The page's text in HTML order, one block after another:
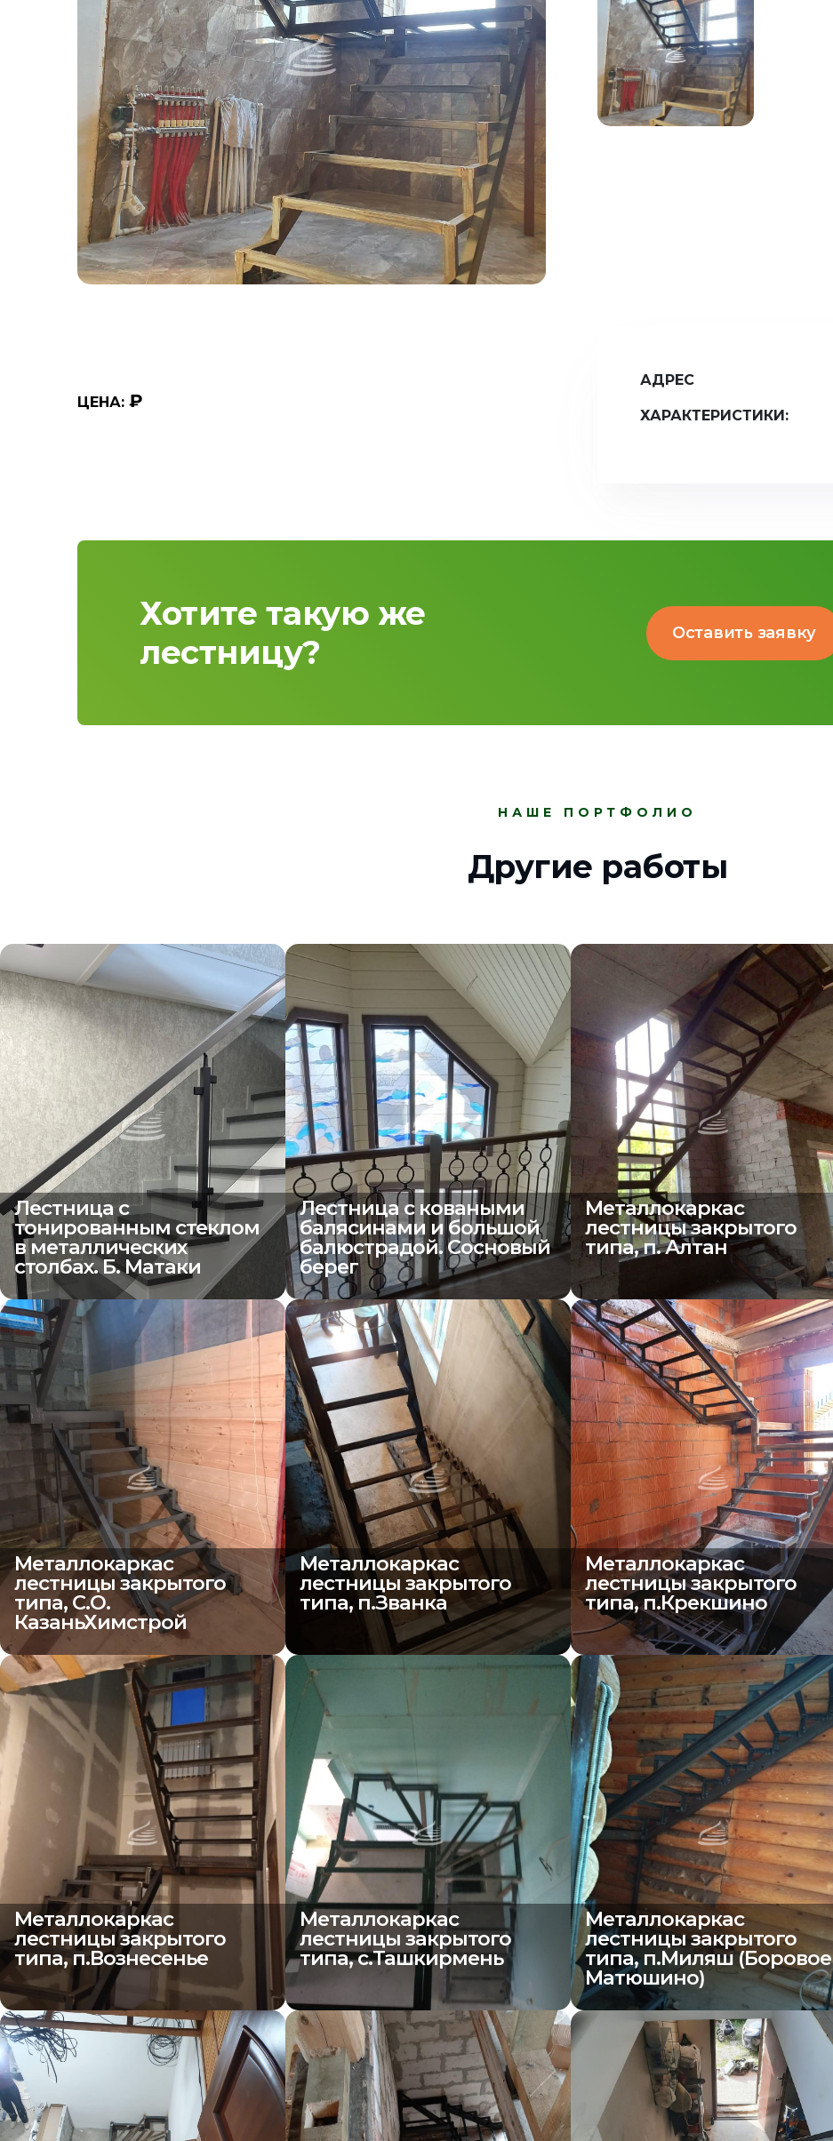
ЦЕНА: ₽
АДРЕС
ХАРАКТЕРИСТИКИ:
Хотите такую же
лестницу?
Оставить заявку
НАШЕ ПОРТФОЛИО
Другие работы
Лестница с
тонированным стеклом
в металлических
столбах. Б. Матаки
Лестница с коваными
балясинами и большой
балюстрадой. Сосновый
берег
Металлокаркас
лестницы закрытого
типа, п. Алтан
Металлокаркас
лестницы закрытого
типа, С.О.
КазаньХимстрой
Металлокаркас
лестницы закрытого
типа, п.Званка
Металлокаркас
лестницы закрытого
типа, п.Крекшино
Металлокаркас
лестницы закрытого
типа, п.Вознесенье
Металлокаркас
лестницы закрытого
типа, с.Ташкирмень
Металлокаркас
лестницы закрытого
типа, п.Миляш (Боровое
Матюшино)